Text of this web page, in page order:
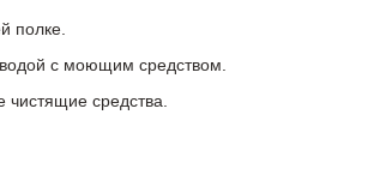
полке.
с моющим средством.
чистящие средства.